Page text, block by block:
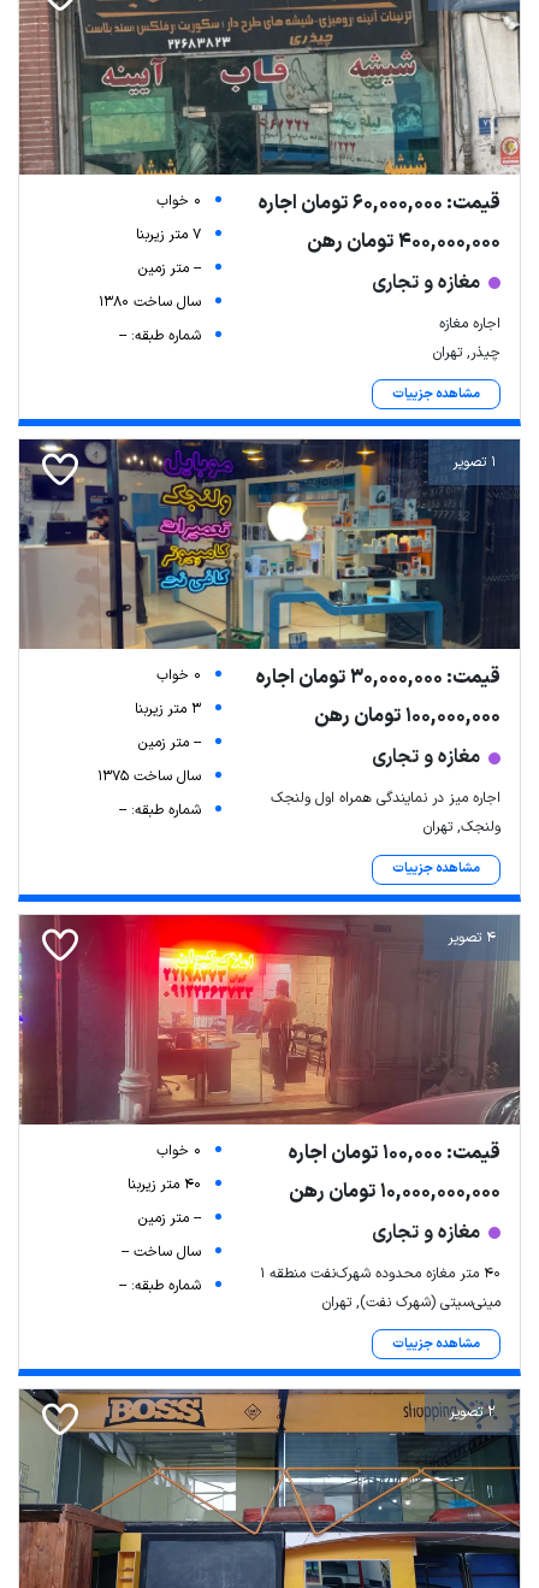
قیمت: 60,000,000 تومان اجاره
400,000,000 تومان رهن
مغازه و تجاری
اجاره مغازه
چیذر, تهران
مشاهده جزییات
0 خواب
7 متر زیربنا
-- متر زمین
سال ساخت 1380
شماره طبقه: --
1 تصویر
قیمت: 30,000,000 تومان اجاره
100,000,000 تومان رهن
مغازه و تجاری
اجاره میز در نمایندگی همراه اول ولنجک
ولنجک, تهران
مشاهده جزییات
0 خواب
3 متر زیربنا
-- متر زمین
سال ساخت 1375
شماره طبقه: --
4 تصویر
قیمت: 100,000 تومان اجاره
10,000,000,000 تومان رهن
مغازه و تجاری
40 متر مغازه محدوده شهرک‌نفت منطقه ۱
مینی‌سیتی (شهرک نفت), تهران
مشاهده جزییات
0 خواب
40 متر زیربنا
-- متر زمین
سال ساخت --
شماره طبقه: --
2 تصویر